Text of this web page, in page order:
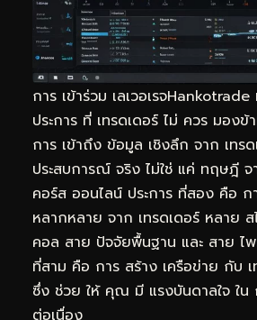
การ เข้าร่วม เลเวอเรจ
ประการ ที่ เทรดเดอร์ ไม่ ควร มองข้
การ เข้าถึง ข้อมูล เชิงลึก จาก เทร
ประสบการณ์ จริง ไม่ใช่ แค่ ทฤษฎี
คอร์ส ออนไลน์ ประการ ที่สอง คือ
หลากหลาย จาก เทรดเดอร์ หลาย
คอล สาย ปัจจัยพื้นฐาน และ สาย ไพ
ที่สาม คือ การ สร้าง เครือข่าย กับ
ซึ่ง ช่วย ให้ คุณ มี แรงบันดาลใจ ใน
ต่อเนื่อง